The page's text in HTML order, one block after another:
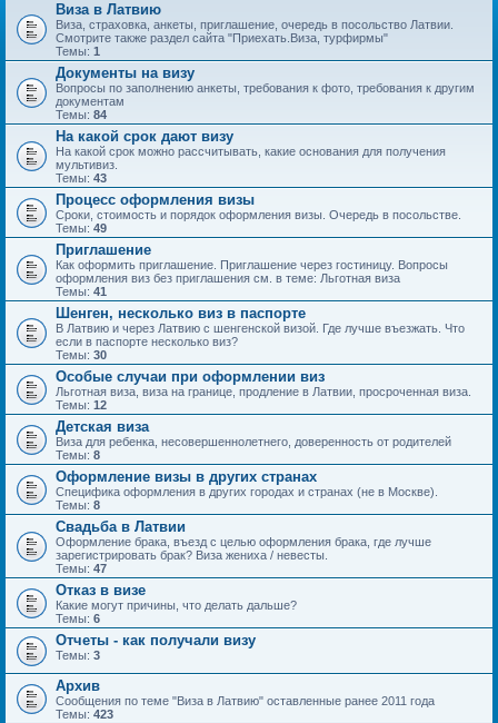
Виза в Латвию
Виза, страховка, анкеты, приглашение, очередь в посольство Латвии.
Смотрите также раздел сайта "Приехать.Виза, турфирмы"
Темы: 1
Документы на визу
Вопросы по заполнению анкеты, требования к фото, требования к другим
документам
Темы: 84
На какой срок дают визу
На какой срок можно рассчитывать, какие основания для получения
мультивиз.
Темы: 43
Процесс оформления визы
Сроки, стоимость и порядок оформления визы. Очередь в посольстве.
Темы: 49
Приглашение
Как оформить приглашение. Приглашение через гостиницу. Вопросы
оформления виз без приглашения см. в теме: Льготная виза
Темы: 41
Шенген, несколько виз в паспорте
В Латвию и через Латвию с шенгенской визой. Где лучше въезжать. Что
если в паспорте несколько виз?
Темы: 30
Особые случаи при оформлении виз
Льготная виза, виза на границе, продление в Латвии, просроченная виза.
Темы: 12
Детская виза
Виза для ребенка, несовершеннолетнего, доверенность от родителей
Темы: 8
Оформление визы в других странах
Специфика оформления в других городах и странах (не в Москве).
Темы: 8
Свадьба в Латвии
Оформление брака, въезд с целью оформления брака, где лучше
зарегистрировать брак? Виза жениха / невесты.
Темы: 47
Отказ в визе
Какие могут причины, что делать дальше?
Темы: 6
Отчеты - как получали визу
Темы: 3
Архив
Сообщения по теме "Виза в Латвию" оставленные ранее 2011 года
Темы: 423